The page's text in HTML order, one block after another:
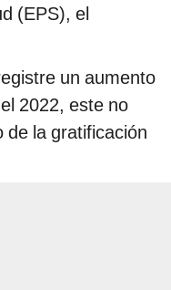
(EPS), el
un aumento
2022, este no
de la gratificación